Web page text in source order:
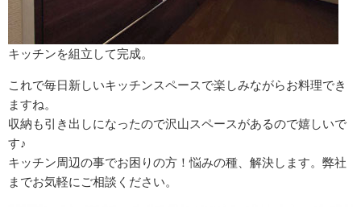
キッチンを組立して完成。
これで毎日新しいキッチンスペースで楽しみながらお料理でき
ますね。
収納も引き出しになったので沢山スペースがあるので嬉しいで
す♪
キッチン周辺の事でお困りの方！悩みの種、解決します。弊社
までお気軽にご相談ください。